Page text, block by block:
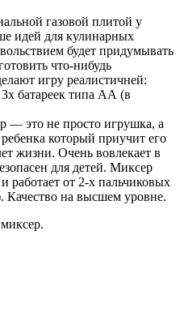
газовой плитой у
идей для кулинарных
будет придумывать
что-нибудь
игру реалистичней:
3х батареек типа АА (в
— это не просто игрушка, а
который приучит его
жизни. Очень вовлекает в
для детей. Миксер
работает от 2-х пальчиковых
Качество на высшем уровне.